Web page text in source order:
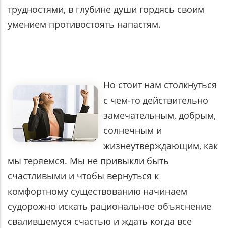
трудностями, в глубине души гордясь своим
умением противостоять напастям.
Но стоит нам столкнуться
с чем-то действительно
замечательным, добрым,
солнечным и
жизнеутверждающим, как
мы теряемся. Мы не привыкли быть
счастливыми и чтобы вернуться к
комфортному существованию начинаем
судорожно искать рациональное объяснение
свалившемуся счастью и ждать когда все